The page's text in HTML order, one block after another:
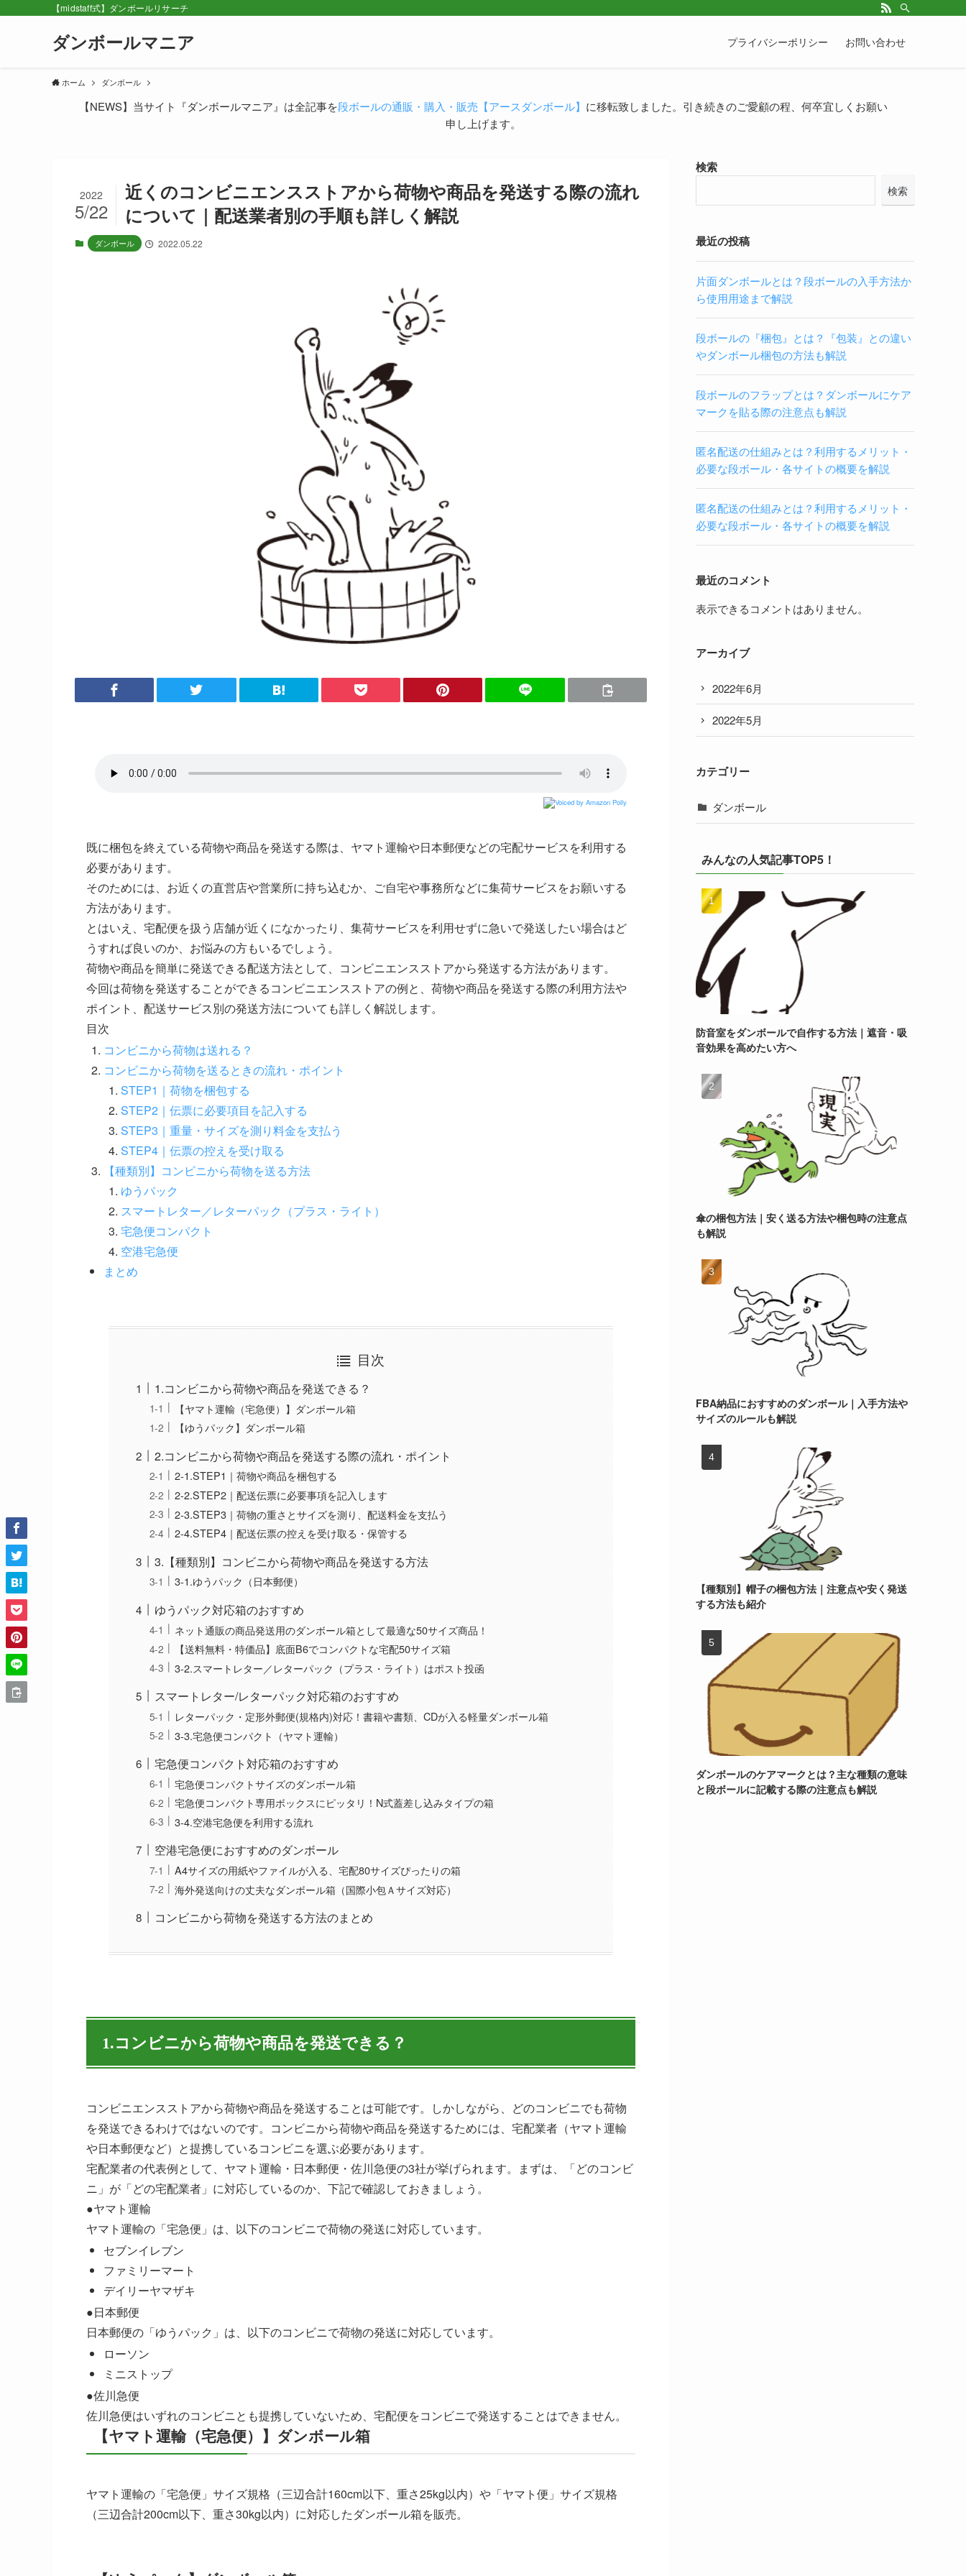
【midstaff式】ダンボールリサーチ
ダンボールマニア プライバシーポリシー お問い合わせ
ホーム ダンボール
【NEWS】当サイト『ダンボールマニア』は全記事を段ボールの通販・購入・販売【アースダンボール】 に移転致しました。引き続きのご愛顧の程、何卒宜しくお願い
申し上げます。
近くのコンビニエンスストアから荷物や商品を発送する際の流れ
について｜配送業者別の手順も詳しく解説
2022
5/22
ダンボール 2022.05.22
既に梱包を終えている荷物や商品を発送する際は、ヤマト運輸や日本郵便などの宅配サービスを利用する
必要があります。
そのためには、お近くの直営店や営業所に持ち込むか、ご自宅や事務所などに集荷サービスをお願いする
方法があります。
とはいえ、宅配便を扱う店舗が近くになかったり、集荷サービスを利用せずに急いで発送したい場合はど
うすれば良いのか、お悩みの方もいるでしょう。
荷物や商品を簡単に発送できる配送方法として、コンビニエンスストアから発送する方法があります。
今回は荷物を発送することができるコンビニエンスストアの例と、荷物や商品を発送する際の利用方法や
ポイント、配送サービス別の発送方法についても詳しく解説します。
目次
コンビニから荷物は送れる？
コンビニから荷物を送るときの流れ・ポイント
STEP1｜荷物を梱包する
STEP2｜伝票に必要項目を記入する
STEP3｜重量・サイズを測り料金を支払う
STEP4｜伝票の控えを受け取る
【種類別】コンビニから荷物を送る方法
ゆうパック
スマートレター／レターパック（プラス・ライト）
宅急便コンパクト
空港宅急便
まとめ
目次
1.コンビニから荷物や商品を発送できる？
【ヤマト運輸（宅急便）】ダンボール箱
【ゆうパック】ダンボール箱
2.コンビニから荷物や商品を発送する際の流れ・ポイント
2-1.STEP1｜荷物や商品を梱包する
2-2.STEP2｜配送伝票に必要事項を記入します
2-3.STEP3｜荷物の重さとサイズを測り、配送料金を支払う
2-4.STEP4｜配送伝票の控えを受け取る・保管する
3.【種類別】コンビニから荷物や商品を発送する方法
3-1.ゆうパック（日本郵便）
ゆうパック対応箱のおすすめ
ネット通販の商品発送用のダンボール箱として最適な50サイズ商品！
【送料無料・特価品】底面B6でコンパクトな宅配50サイズ箱
3-2.スマートレター／レターパック（プラス・ライト）はポスト投函
スマートレター/レターパック対応箱のおすすめ
レターパック・定形外郵便(規格内)対応！書籍や書類、CDが入る軽量ダンボール箱
3-3.宅急便コンパクト（ヤマト運輸）
宅急便コンパクト対応箱のおすすめ
宅急便コンパクトサイズのダンボール箱
宅急便コンパクト専用ボックスにピッタリ！N式蓋差し込みタイプの箱
3-4.空港宅急便を利用する流れ
空港宅急便におすすめのダンボール
A4サイズの用紙やファイルが入る、宅配80サイズぴったりの箱
海外発送向けの丈夫なダンボール箱（国際小包Ａサイズ対応）
コンビニから荷物を発送する方法のまとめ
1.コンビニから荷物や商品を発送できる？
コンビニエンスストアから荷物や商品を発送することは可能です。しかしながら、どのコンビニでも荷物
を発送できるわけではないのです。 コンビニから荷物や商品を発送するためには、宅配業者（ヤマト運輸
や日本郵便など）と提携しているコンビニを選ぶ必要があります。
宅配業者の代表例として、ヤマト運輸・日本郵便・佐川急便の3社が挙げられます。まずは、「どのコンビ
ニ」が「どの宅配業者」に対応しているのか、下記で確認しておきましょう。
●ヤマト運輸
ヤマト運輸の「宅急便」は、以下のコンビニで荷物の発送に対応しています。
セブンイレブン
ファミリーマート
デイリーヤマザキ
●日本郵便
日本郵便の「ゆうパック」は、以下のコンビニで荷物の発送に対応しています。
ローソン
ミニストップ
●佐川急便
佐川急便はいずれのコンビニとも提携していないため、宅配便をコンビニで発送することはできません。
【ヤマト運輸（宅急便）】ダンボール箱
ヤマト運輸の「宅急便」サイズ規格（三辺合計160cm以下、重さ25kg以内）や「ヤマト便」サイズ規格
（三辺合計200cm以下、重さ30kg以内）に対応したダンボール箱を販売。
検索
検索
最近の投稿
片面ダンボールとは？段ボールの入手方法か
ら使用用途まで解説
段ボールの『梱包』とは？『包装』との違い
やダンボール梱包の方法も解説
段ボールのフラップとは？ダンボールにケア
マークを貼る際の注意点も解説
匿名配送の仕組みとは？利用するメリット・
必要な段ボール・各サイトの概要を解説
匿名配送の仕組みとは？利用するメリット・
必要な段ボール・各サイトの概要を解説
最近のコメント
表示できるコメントはありません。
アーカイブ
2022年6月
2022年5月
カテゴリー
ダンボール
みんなの人気記事TOP5！
防音室をダンボールで自作する方法｜遮音・吸
音効果を高めたい方へ
傘の梱包方法｜安く送る方法や梱包時の注意点
も解説
FBA納品におすすめのダンボール｜入手方法や
サイズのルールも解説
【種類別】帽子の梱包方法｜注意点や安く発送
する方法も紹介
ダンボールのケアマークとは？主な種類の意味
と段ボールに記載する際の注意点も解説